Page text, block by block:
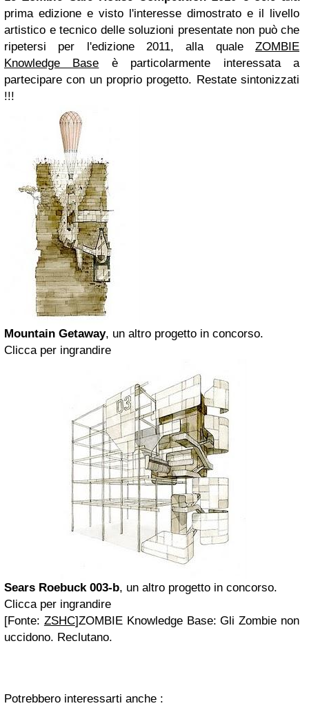
prima edizione e visto l'interesse dimostrato e il livello
artistico e tecnico delle soluzioni presentate non può che
ripetersi per l'edizione 2011, alla quale ZOMBIE
Knowledge Base è particolarmente interessata a
partecipare con un proprio progetto. Restate sintonizzati
!!!
Mountain Getaway, un altro progetto in concorso.
Clicca per ingrandire
Sears Roebuck 003-b, un altro progetto in concorso.
Clicca per ingrandire
[Fonte: ZSHC]ZOMBIE Knowledge Base: Gli Zombie non
uccidono. Reclutano.
Potrebbero interessarti anche :